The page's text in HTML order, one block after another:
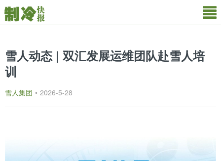
雪人动态 | 双汇发展运维团队赴雪人培
训
雪人集团 • 2026-5-28